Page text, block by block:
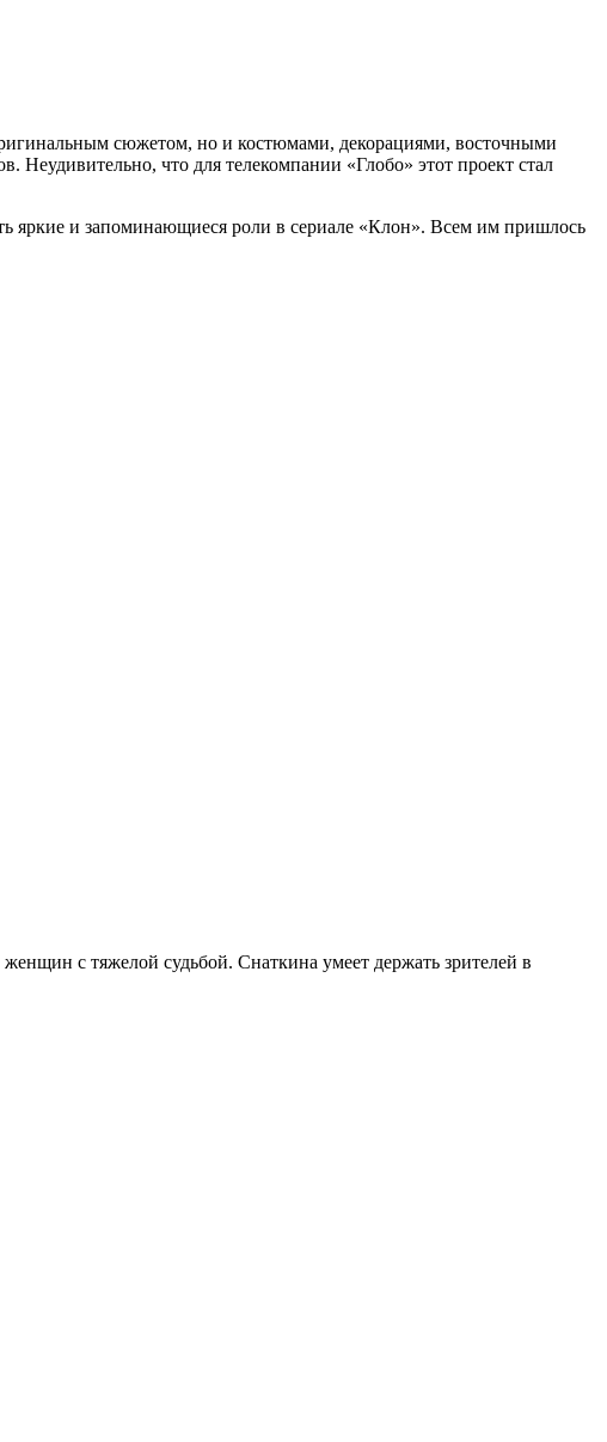
сюжетом, но и костюмами, декорациями, восточными
Неудивительно, что для телекомпании «Глобо» этот проект стал
яркие и запоминающиеся роли в сериале «Клон». Всем им пришлось
с тяжелой судьбой. Снаткина умеет держать зрителей в